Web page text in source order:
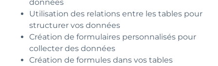
données
Utilisation des relations entre les tables pour
structurer vos données
Création de formulaires personnalisés pour
collecter des données
Création de formules dans vos tables